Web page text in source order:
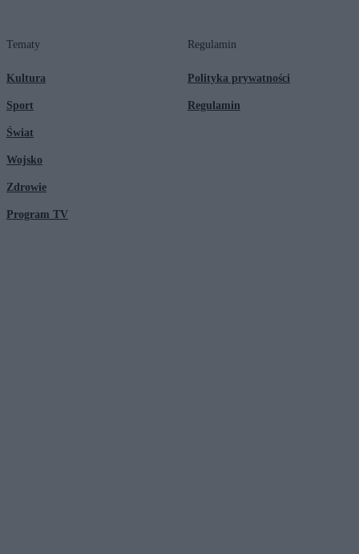
Tematy
Kultura
Sport
Świat
Wojsko
Zdrowie
Program TV
Regulamin
Polityka prywatności
Regulamin